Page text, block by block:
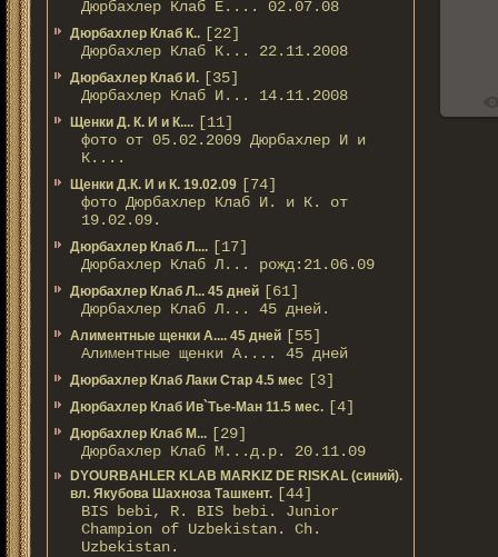
Дюрбахлер Клаб Е.... 02.07.08
Дюрбахлер Клаб К.. [22]
Дюрбахлер Клаб К... 22.11.2008
Дюрбахлер Клаб И. [35]
Дюрбахлер Клаб И... 14.11.2008
Щенки Д. К. И и К.... [11]
фото от 05.02.2009 Дюрбахлер И и
К....
Щенки Д.К. И и К. 19.02.09 [74]
фото Дюрбахлер Клаб И. и К. от
19.02.09.
Дюрбахлер Клаб Л.... [17]
Дюрбахлер Клаб Л... рожд:21.06.09
Дюрбахлер Клаб Л... 45 дней [61]
Дюрбахлер Клаб Л... 45 дней.
Алиментные щенки А.... 45 дней [55]
Алиментные щенки А.... 45 дней
Дюрбахлер Клаб Лаки Стар 4.5 мес [3]
Дюрбахлер Клаб Ив`Тье-Ман 11.5 мес. [4]
Дюрбахлер Клаб М... [29]
Дюрбахлер Клаб М...д.р. 20.11.09
DYOURBAHLER KLAB MARKIZ DE RISKAL (синий).
вл. Якубова Шахноза Ташкент. [44]
BIS bebi, R. BIS bebi. Junior
Champion of Uzbekistan. Ch.
Uzbekistan.